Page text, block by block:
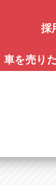
採
アップル
車を売り